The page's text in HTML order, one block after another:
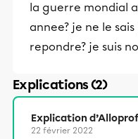
la guerre mondial
annee? je ne le
repondre? je suis
Explications (2)
Explication d’Alloprof
22 février 2022